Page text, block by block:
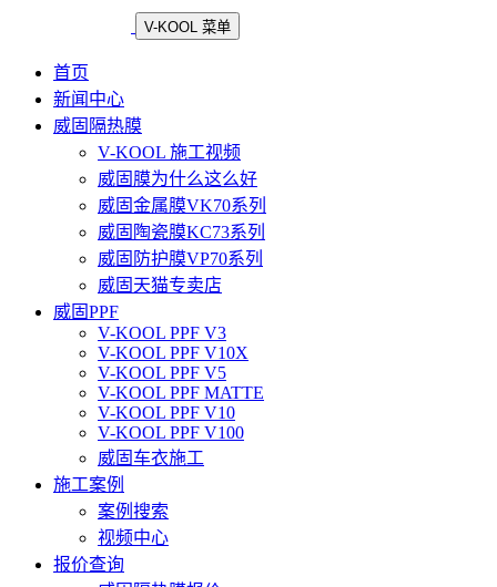
V-KOOL 菜单
首页
新闻中心
威固隔热膜
V-KOOL 施工视频
威固膜为什么这么好
威固金属膜VK70系列
威固陶瓷膜KC73系列
威固防护膜VP70系列
威固天猫专卖店
威固PPF
V-KOOL PPF V3
V-KOOL PPF V10X
V-KOOL PPF V5
V-KOOL PPF MATTE
V-KOOL PPF V10
V-KOOL PPF V100
威固车衣施工
施工案例
案例搜索
视频中心
报价查询